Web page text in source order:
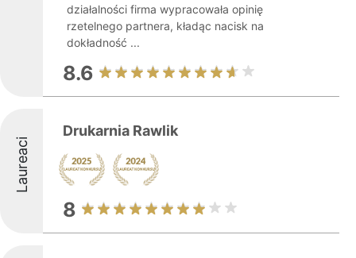
działalności firma wypracowała opinię
rzetelnego partnera, kładąc nacisk na
dokładność ...
8.6
Laureaci
Drukarnia Rawlik
8